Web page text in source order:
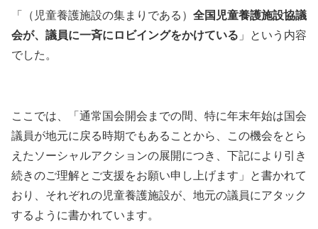
「（児童養護施設の集まりである） 全国児童養護施設協議
会が、議員に一斉にロビイングをかけている 」という内容
でした。
ここでは、「通常国会開会までの間、特に年末年始は国会
議員が地元に戻る時期でもあることから、この機会をとら
えたソーシャルアクションの展開につき、下記により引き
続きのご理解とご支援をお願い申し上げます」と書かれて
おり、それぞれの児童養護施設が、地元の議員にアタック
するように書かれています。